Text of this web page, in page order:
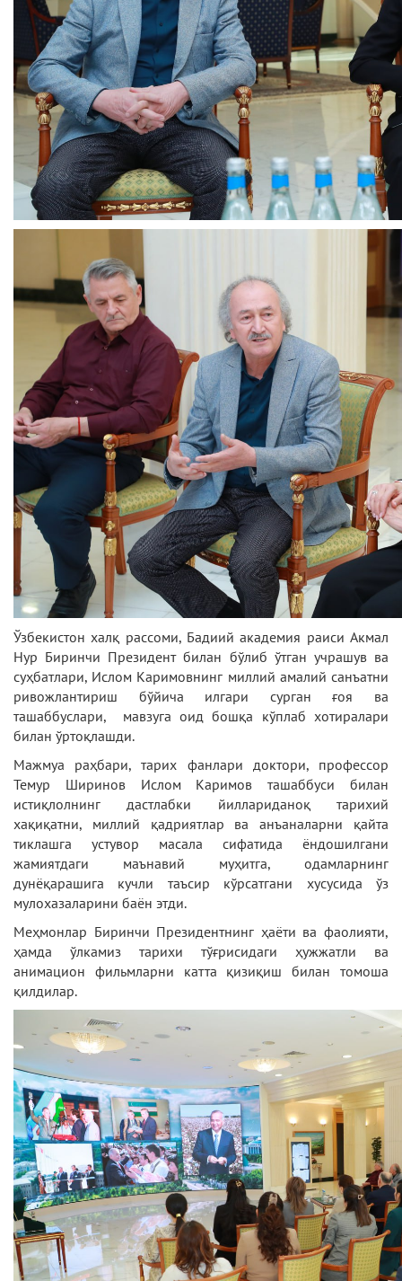
Ўзбекистон халқ рассоми, Бадиий академия раиси Акмал
Нур Биринчи Президент билан бўлиб ўтган учрашув ва
суҳбатлари, Ислом Каримовнинг миллий амалий санъатни
ривожлантириш бўйича илгари сурган ғоя ва
ташаббуслари, мавзуга оид бошқа кўплаб хотиралари
билан ўртоқлашди.
Мажмуа раҳбари, тарих фанлари доктори, профессор
Темур Ширинов Ислом Каримов ташаббуси билан
истиқлолнинг дастлабки йиллариданоқ тарихий
хақиқатни, миллий қадриятлар ва анъаналарни қайта
тиклашга устувор масала сифатида ёндошилгани
жамиятдаги маънавий муҳитга, одамларнинг
дунёқарашига кучли таъсир кўрсатгани хусусида ўз
мулохазаларини баён этди.
Меҳмонлар Биринчи Президентнинг ҳаёти ва фаолияти,
ҳамда ўлкамиз тарихи тўғрисидаги ҳужжатли ва
анимацион фильмларни катта қизиқиш билан томоша
қилдилар.